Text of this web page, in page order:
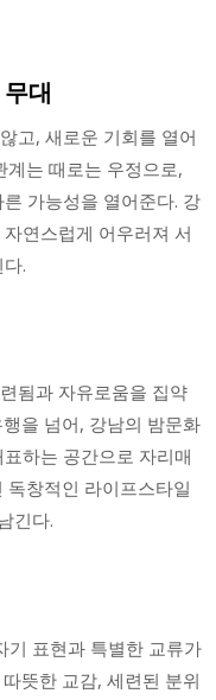
대
고, 새로운 기회를 열어
계는 때로는 우정으로,
가능성을 열어준다. 강
연스럽게 어우러져 서
.
됨과 자유로움을 집약
을 넘어, 강남의 밤문화
하는 공간으로 자리매
창적인 라이프스타일
긴다.
기 표현과 특별한 교류가
뜻한 교감, 세련된 분위